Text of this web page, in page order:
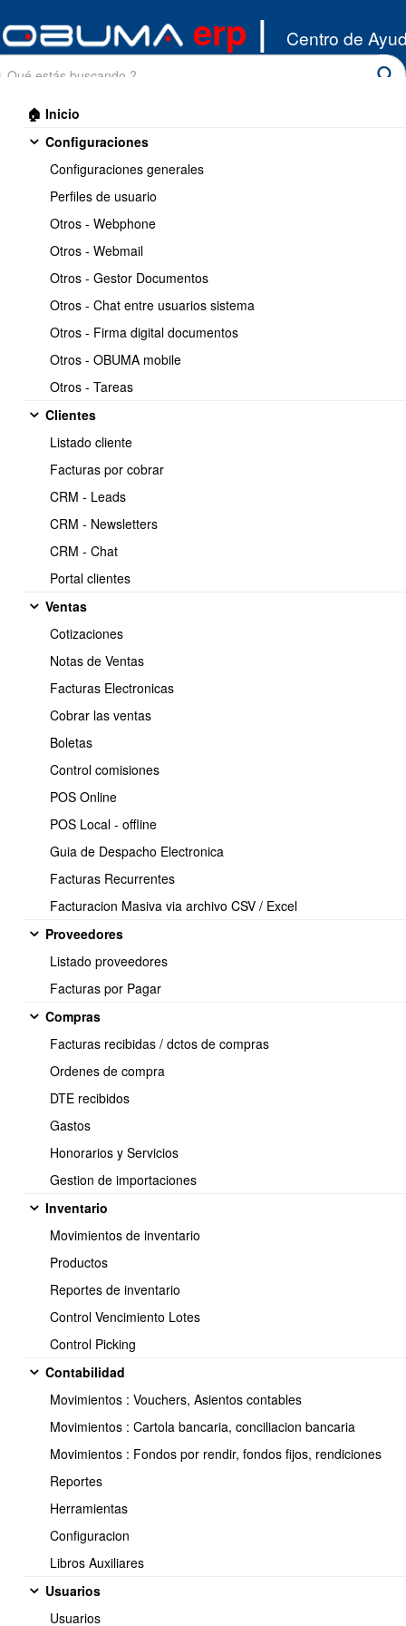
erp | Centro de
🏠 Inicio
Configuraciones
Configuraciones generales
Perfiles de usuario
Otros - Webphone
Otros - Webmail
Otros - Gestor Documentos
Otros - Chat entre usuarios sistema
Otros - Firma digital documentos
Otros - OBUMA mobile
Otros - Tareas
Clientes
Listado cliente
Facturas por cobrar
CRM - Leads
CRM - Newsletters
CRM - Chat
Portal clientes
Ventas
Cotizaciones
Notas de Ventas
Facturas Electronicas
Cobrar las ventas
Boletas
Control comisiones
POS Online
POS Local - offline
Guia de Despacho Electronica
Facturas Recurrentes
Facturacion Masiva via archivo CSV / Excel
Proveedores
Listado proveedores
Facturas por Pagar
Compras
Facturas recibidas / dctos de compras
Ordenes de compra
DTE recibidos
Gastos
Honorarios y Servicios
Gestion de importaciones
Inventario
Movimientos de inventario
Productos
Reportes de inventario
Control Vencimiento Lotes
Control Picking
Contabilidad
Movimientos : Vouchers, Asientos contables
Movimientos : Cartola bancaria, conciliacion bancaria
Movimientos : Fondos por rendir, fondos fijos, rendiciones
Reportes
Herramientas
Configuracion
Libros Auxiliares
Usuarios
Usuarios
Compras/DTE recibidos
Imprimir << Anterior 7 / 10
Liberar DTE Recibido
ingresado al libro de
compras
Copiar
https://www.obuma.cl/ayuda/articulo/161/liberar-dte-
recibido-ingresado-al-libro-de-compras
Video Tutorial
https://www.youtube.com/watch?
v=https://obuma.cl/aulavirtual/curso/1/leccion/70
acceder al menu principal ubicado a la izquierda de la panatalla:
Compras y Gastos ⇒ DTE Recibidos